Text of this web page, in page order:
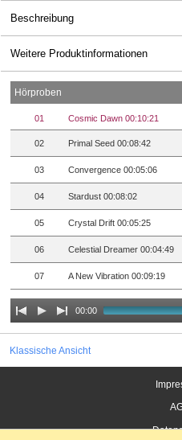
Beschreibung
Weitere Produktinformationen
Hörproben
01 Cosmic Dawn 00:10:21
02 Primal Seed 00:08:42
03 Convergence 00:05:06
04 Stardust 00:08:02
05 Crystal Drift 00:05:25
06 Celestial Dreamer 00:04:49
07 A New Vibration 00:09:19
00:00
Klassische Ansicht